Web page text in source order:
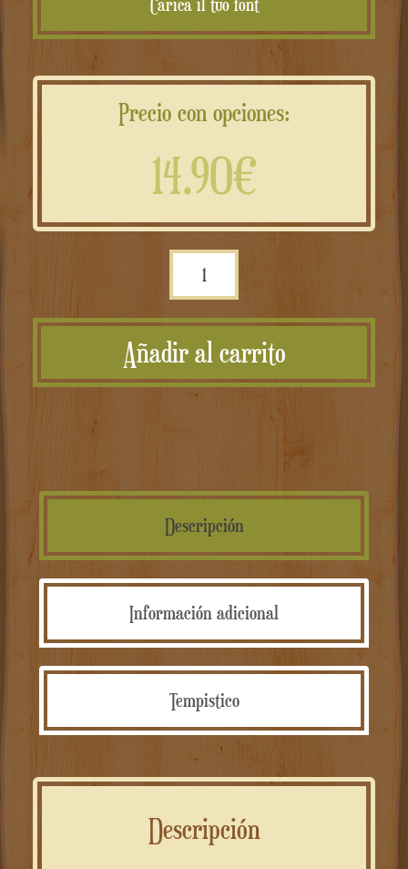
Carica il tuo font
Precio con opciones:
14.90€
in
cotto
personalizzata
cantidad
Añadir al carrito
Descripción
Información adicional
Tempistico
Descripción